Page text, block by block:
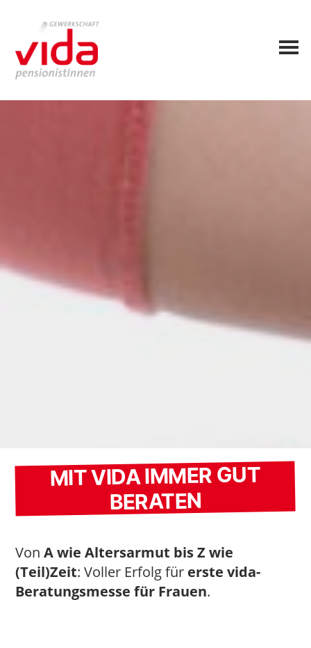
MIT VIDA IMMER GUT
BERATEN
Von A wie Altersarmut bis Z wie
(Teil)Zeit: Voller Erfolg für erste vida-
Beratungsmesse für Frauen.